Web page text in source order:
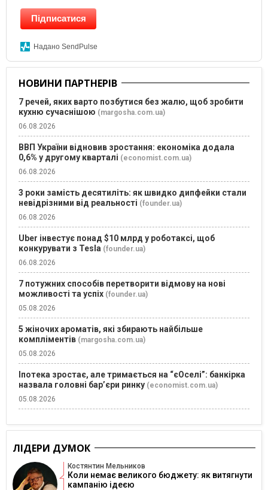
Підписатися
Надано SendPulse
НОВИНИ ПАРТНЕРІВ
7 речей, яких варто позбутися без жалю, щоб зробити
кухню сучаснішою (margosha.com.ua)
06.08.2026
ВВП України відновив зростання: економіка додала
0,6% у другому кварталі (economist.com.ua)
06.08.2026
3 роки замість десятиліть: як швидко дипфейки стали
невідрізними від реальності (founder.ua)
06.08.2026
Uber інвестує понад $10 млрд у роботаксі, щоб
конкурувати з Tesla (founder.ua)
06.08.2026
7 потужних способів перетворити відмову на нові
можливості та успіх (founder.ua)
05.08.2026
5 жіночих ароматів, які збирають найбільше
компліментів (margosha.com.ua)
05.08.2026
Іпотека зростає, але тримається на “єОселі”: банкірка
назвала головні бар’єри ринку (economist.com.ua)
05.08.2026
ЛІДЕРИ ДУМОК
Костянтин Мельников
Коли немає великого бюджету: як витягнути
кампанію ідеєю